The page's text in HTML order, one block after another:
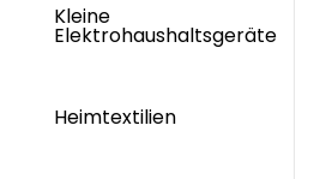
Kleine
Elektrohaushaltsgeräte
Heimtextilien